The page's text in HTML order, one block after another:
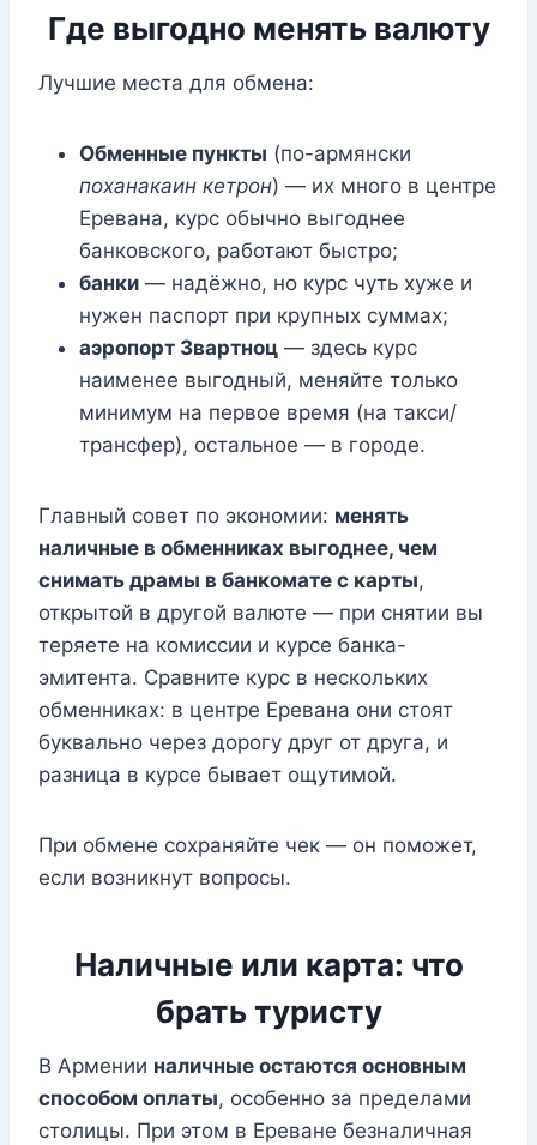
Где выгодно менять валюту
Лучшие места для обмена:
Обменные пункты (по-армянски
поханакаин кетрон) — их много в центре
Еревана, курс обычно выгоднее
банковского, работают быстро;
банки — надёжно, но курс чуть хуже и
нужен паспорт при крупных суммах;
аэропорт Звартноц — здесь курс
наименее выгодный, меняйте только
минимум на первое время (на такси/
трансфер), остальное — в городе.
Главный совет по экономии: менять
наличные в обменниках выгоднее, чем
снимать драмы в банкомате с карты,
открытой в другой валюте — при снятии вы
теряете на комиссии и курсе банка-
эмитента. Сравните курс в нескольких
обменниках: в центре Еревана они стоят
буквально через дорогу друг от друга, и
разница в курсе бывает ощутимой.
При обмене сохраняйте чек — он поможет,
если возникнут вопросы.
Наличные или карта: что
брать туристу
В Армении наличные остаются основным
способом оплаты, особенно за пределами
столицы. При этом в Ереване безналичная